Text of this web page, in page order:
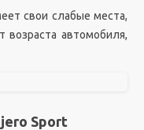
свои слабые места,
возраста автомобиля,
Sport